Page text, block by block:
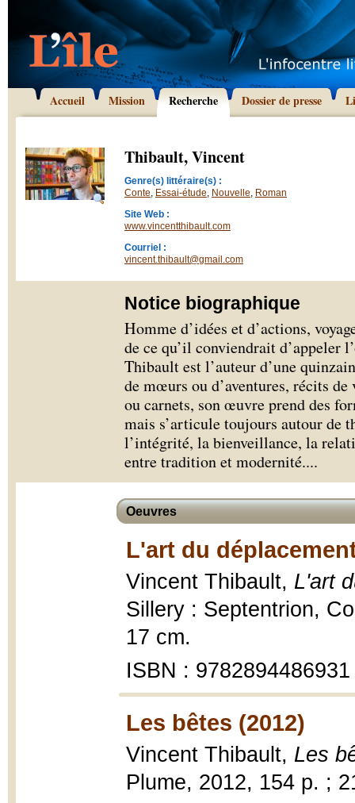
Accueil Mission Recherche Dossier de presse
Thibault, Vincent
Genre(s) littéraire(s) :
Conte, Essai-étude, Nouvelle, Roman
Site Web :
www.vincentthibault.com
Courriel :
vincent.thibault@gmail.com
Notice biographique
Homme d’idées et d’actions,
de ce qu’il conviendrait d’appeler
Thibault est l’auteur d’une
de mœurs ou d’aventures, récits de
ou carnets, son œuvre prend des
mais s’articule toujours autour de
l’intégrité, la bienveillance, la
entre tradition et modernité....
Oeuvres
L'art du
Vincent Thibault, L'art
Sillery : Septentrion,
17 cm.
ISBN : 9782894486931
Les bêtes (2012)
Vincent Thibault, Les
Plume, 2012, 154 p. ;